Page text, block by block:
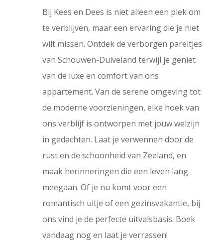
Bij Kees en Dees is niet alleen een plek om
te verblijven, maar een ervaring die je niet
wilt missen. Ontdek de verborgen pareltjes
van Schouwen-Duiveland terwijl je geniet
van de luxe en comfort van ons
appartement. Van de serene omgeving tot
de moderne voorzieningen, elke hoek van
ons verblijf is ontworpen met jouw welzijn
in gedachten. Laat je verwennen door de
rust en de schoonheid van Zeeland, en
maak herinneringen die een leven lang
meegaan. Of je nu komt voor een
romantisch uitje of een gezinsvakantie, bij
ons vind je de perfecte uitvalsbasis. Boek
vandaag nog en laat je verrassen!